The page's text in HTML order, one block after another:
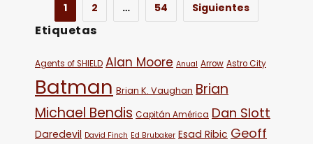
1 2 … 54 Siguientes
Etiquetas
Agents of SHIELD Alan Moore Anual Arrow Astro City
Batman Brian K. Vaughan Brian
Michael Bendis Capitán América Dan Slott
Daredevil David Finch Ed Brubaker Esad Ribic Geoff